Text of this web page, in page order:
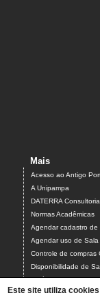
Mais
Acesso ao Antigo
A Unipampa
DATERRA
Normas Acadêmicas
Agendar cadastro de
Agendar uso de Sala
Controle de compras
Disponibilidade de
Estágios
Formulário para
Este site utiliza